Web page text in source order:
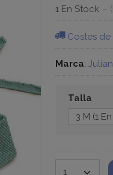
1 En Stock -
Costes de
Marca:
Talla